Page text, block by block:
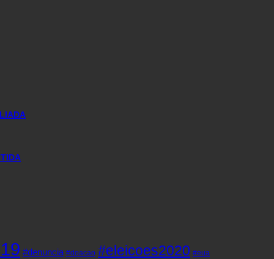
#denuncia #doacao #eleicoes2020 #eua